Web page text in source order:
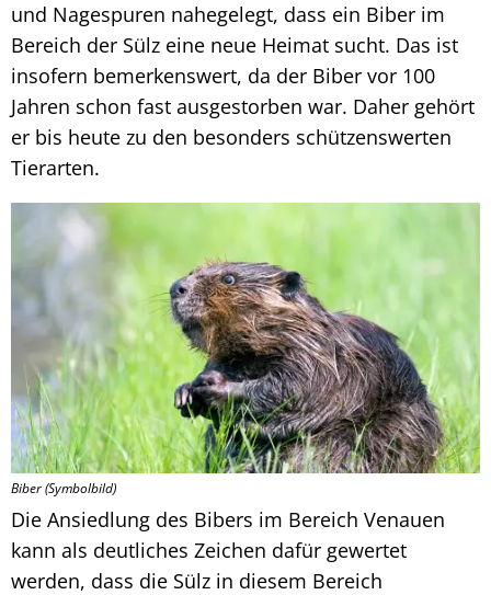
und Nagespuren nahegelegt, dass ein Biber im
Bereich der Sülz eine neue Heimat sucht. Das ist
insofern bemerkenswert, da der Biber vor 100
Jahren schon fast ausgestorben war. Daher gehört
er bis heute zu den besonders schützenswerten
Tierarten.
Biber (Symbolbild)
Die Ansiedlung des Bibers im Bereich Venauen
kann als deutliches Zeichen dafür gewertet
werden, dass die Sülz in diesem Bereich